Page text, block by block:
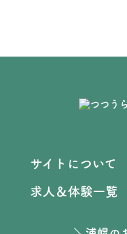
サイトについて
求人＆体験一覧